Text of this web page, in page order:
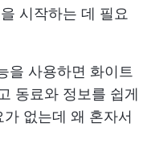
시작하는 데 필요
을 사용하면 화이트
동료와 정보를 쉽게
없는데 왜 혼자서